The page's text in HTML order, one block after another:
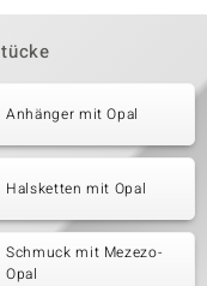
Anhänger mit Opal
Halsketten mit Opal
Schmuck mit Mezezo-
Opal